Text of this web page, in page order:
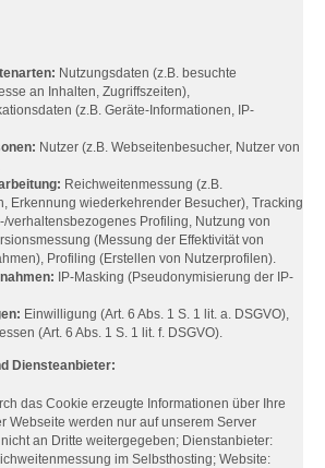
Nutzungsdaten (z.B. besuchte
an Inhalten, Zugriffszeiten),
(z.B. Geräte-Informationen, IP-
Nutzer (z.B. Webseitenbesucher, Nutzer von
Reichweitenmessung (z.B.
Erkennung wiederkehrender Besucher), Tracking
verhaltensbezogenes Profiling, Nutzung von
(Messung der Effektivität von
Profiling (Erstellen von Nutzerprofilen).
IP-Masking (Pseudonymisierung der IP-
Einwilligung (Art. 6 Abs. 1 S. 1 lit. a. DSGVO),
(Art. 6 Abs. 1 S. 1 lit. f. DSGVO).
Diensteanbieter:
das Cookie erzeugte Informationen über Ihre
Webseite werden nur auf unserem Server
an Dritte weitergegeben; Dienstanbieter:
im Selbsthosting; Website: